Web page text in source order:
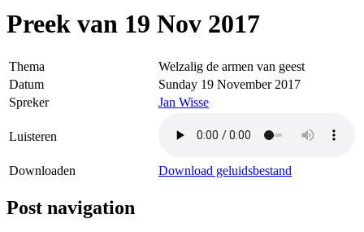
Preek van 19 Nov 2017
Thema
Welzalig de armen van geest
Datum
Sunday 19 November 2017
Spreker
Jan Wisse
Luisteren
Downloaden Download geluidsbestand
Post navigation